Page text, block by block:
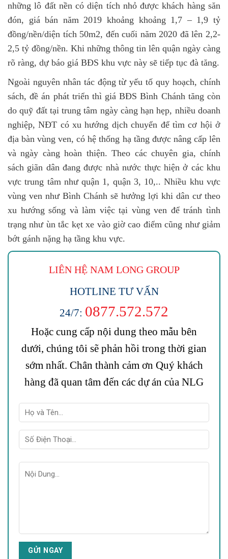
những lô đất nền có diện tích nhỏ được khách hàng săn
đón, giá bán năm 2019 khoảng khoảng 1,7 – 1,9 tỷ
đồng/nền/diện tích 50m2, đến cuối năm 2020 đã lên 2,2-
2,5 tỷ đồng/nền. Khi những thông tin lên quận ngày càng
rõ ràng, dự báo giá BĐS khu vực này sẽ tiếp tục đà tăng.
Ngoài nguyên nhân tác động từ yếu tố quy hoạch, chính
sách, đề án phát triển thì giá BĐS Bình Chánh tăng còn
do quỹ đất tại trung tâm ngày càng hạn hẹp, nhiều doanh
nghiệp, NĐT có xu hướng dịch chuyển để tìm cơ hội ở
địa bàn vùng ven, có hệ thống hạ tầng được nâng cấp lên
và ngày càng hoàn thiện. Theo các chuyên gia, chính
sách giãn dân đang được nhà nước thực hiện ở các khu
vực trung tâm như quận 1, quận 3, 10,.. Nhiều khu vực
vùng ven như Bình Chánh sẽ hưởng lợi khi dân cư theo
xu hướng sống và làm việc tại vùng ven để tránh tình
trạng như ùn tắc kẹt xe vào giờ cao điểm cũng như giảm
bớt gánh nặng hạ tầng khu vực.
LIÊN HỆ NAM LONGGROUP
HOTLINE TƯ VẤN
24/7: 0877.572.572
Hoặc cung cấp nội dung theo mẫu bên
dưới, chúng tôi sẽ phản hồi trong thời gian
sớm nhất. Chân thành cảm ơn Quý khách
hàng đã quan tâm đến các dự án của NLG